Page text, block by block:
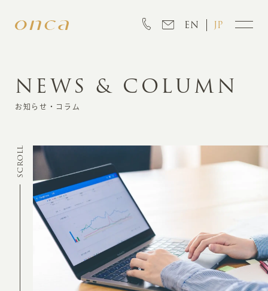
EN JP
INFORMATION
CREATION
MARKETING
NEWS & COLUMN
お知らせ・コラム
SCROLL